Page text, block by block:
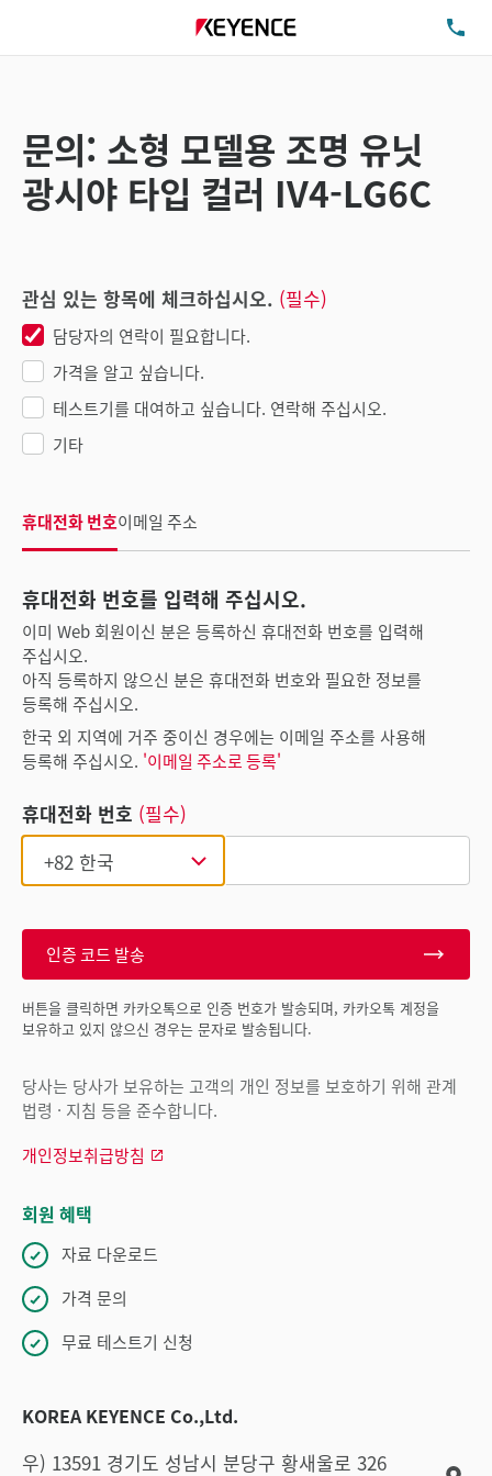
문의: 소형 모델용 조명 유닛
광시야 타입 컬러 IV4-LG6C
관심 있는 항목에 체크하십시오. (필수)
담당자의 연락이 필요합니다.
가격을 알고 싶습니다.
테스트기를 대여하고 싶습니다. 연락해 주십시오.
기타
휴대전화 번호이메일 주소
휴대전화 번호를 입력해 주십시오.
이미 Web 회원이신 분은 등록하신 휴대전화 번호를 입력해
주십시오.
아직 등록하지 않으신 분은 휴대전화 번호와 필요한 정보를
등록해 주십시오.
한국 외 지역에 거주 중이신 경우에는 이메일 주소를 사용해
등록해 주십시오. '이메일 주소로 등록'
휴대전화 번호 (필수)
인증 코드 발송
버튼을 클릭하면 카카오톡으로 인증 번호가 발송되며, 카카오톡 계정을
보유하고 있지 않으신 경우는 문자로 발송됩니다.
당사는 당사가 보유하는 고객의 개인 정보를 보호하기 위해 관계
법령 · 지침 등을 준수합니다.
개인정보취급방침
회원 혜택
자료 다운로드
가격 문의
무료 테스트기 신청
KOREA KEYENCE Co.,Ltd.
우) 13591 경기도 성남시 분당구 황새울로 326